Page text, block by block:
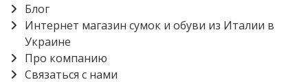
Блог
Интернет магазин сумок и обуви из Италии в
Украине
Про компанию
Связаться с нами